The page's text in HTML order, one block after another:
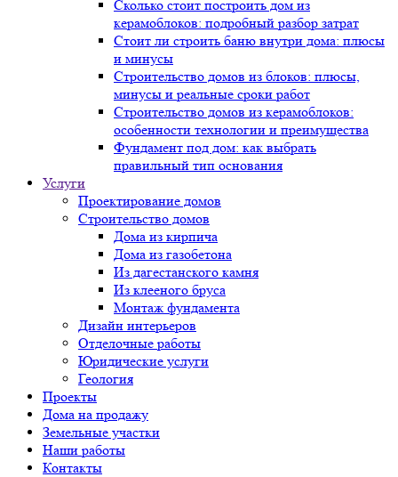
Сколько стоит построить дом из
керамоблоков: подробный разбор затрат
Стоит ли строить баню внутри дома: плюсы
и минусы
Строительство домов из блоков: плюсы,
минусы и реальные сроки работ
Строительство домов из керамоблоков:
особенности технологии и преимущества
Фундамент под дом: как выбрать
правильный тип основания
Услуги
Проектирование домов
Строительство домов
Дома из кирпича
Дома из газобетона
Из дагестанского камня
Из клееного бруса
Монтаж фундамента
Дизайн интерьеров
Отделочные работы
Юридические услуги
Геология
Проекты
Дома на продажу
Земельные участки
Наши работы
Контакты